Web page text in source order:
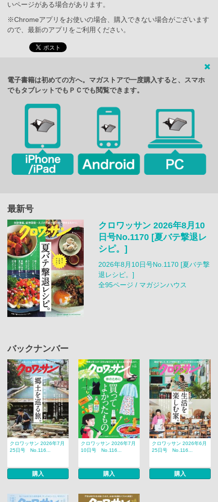
いページがある場合があります。
※Chromeアプリをお使いの場合、購入できない場合がございます
ので、最新のアプリをご利用ください。
電子書籍は初めての方へ。マガストアで一度購入すると、スマホ
でもタブレットでもＰＣでも閲覧できます。
最新号
クロワッサン 2026年8月10
日号No.1170 [夏バテ撃退レ
シピ。]
2026年8月10日号No.1170 [夏バテ撃
退レシピ。]
全95ページ / マガジンハウス
バックナンバー
クロワッサン 2026年7月
25日号 No.116...
購入
クロワッサン 2026年7月
10日号 No.116...
購入
クロワッサン 2026年6月
25日号 No.116...
購入